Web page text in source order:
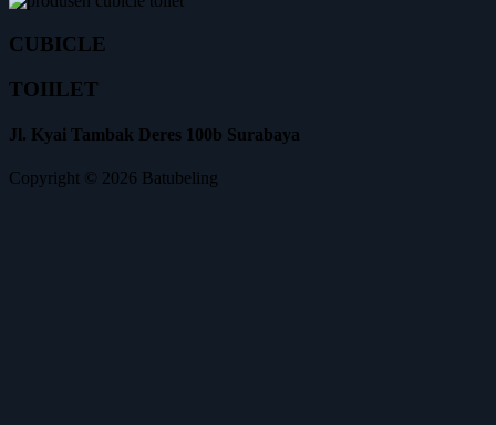
CUBICLE
TOIILET
Jl. Kyai Tambak Deres 100b Surabaya
Copyright © 2026 Batubeling